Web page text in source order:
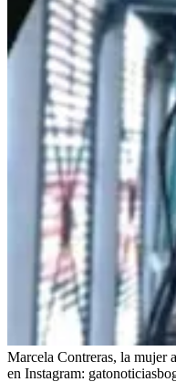
Marcela Contreras, la mujer
en Instagram: